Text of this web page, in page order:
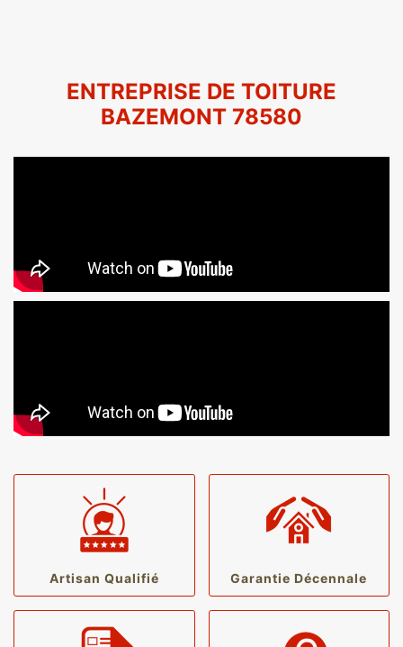
ENTREPRISE DE TOITURE
BAZEMONT 78580
Artisan Qualifié Garantie Décennale